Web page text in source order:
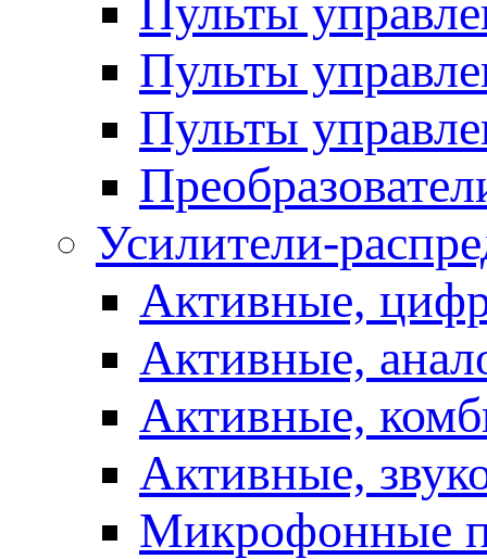
Пульты
Пульты
Пульты
Усилители-
Активные,
Активные,
Активные,
Активные,
Микрофонные